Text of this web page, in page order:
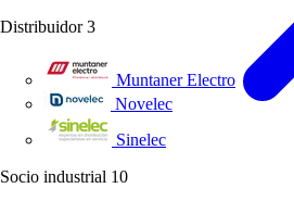
Distribuidor 3
Muntaner Electro
Novelec
Sinelec
Socio industrial 10